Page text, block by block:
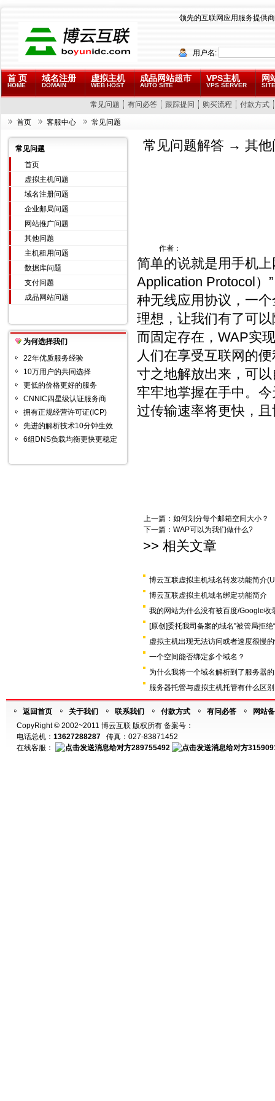
领先的互联网应用服务提供商
用户名:
首 页
HOME
域名注册
DOMAIN
虚拟主机
WEB HOST
成品网站超市
AUTO SITE
VPS主机
VPS SERVER
网
常见问题 有问必答 跟踪提问 购买流程 付款方式
首页 客服中心 常见问题
常见问题
首页
虚拟主机问题
域名注册问题
企业邮局问题
网站推广问题
其他问题
主机租用问题
数据库问题
支付问题
成品网站问题
为何选择我们
22年优质服务经验
10万用户的共同选择
更低的价格更好的服务
CNNIC四星级认证服务商
拥有正规经营许可证(ICP)
先进的解析技术10分钟生效
6组DNS负载均衡更快更稳定
常见问题解答 → 其
作者：
简单的说就是用手机
Application Protocol）
种无线应用协议，一
理想，让我们有了可
而固定存在，WAP实
人们在享受互联网的
寸之地解放出来，可
牢牢地掌握在手中。
过传输速率将更快，
上一篇： 如何划分每个邮箱空间大小？
下一篇： WAP可以为我们做什么?
>> 相关文章
博云互联虚拟主机域名转发功能简介
博云互联虚拟主机域名绑定功能简介
我的网站为什么没有被百度/Google收
[原创]委托我司备案的域名”被管局拒绝
虚拟主机出现无法访问或者速度很慢
一个空间能否绑定多个域名？
为什么我将一个域名解析到了服务器
服务器托管与虚拟主机托管有什么区
返回首页 关于我们 联系我们 付款方式 有问必答
网站
CopyRight © 2002~2011 博云互联 版权所有 备案号：
电话总机： 13627288287 传真：027-83871452
在线客服：
289755492